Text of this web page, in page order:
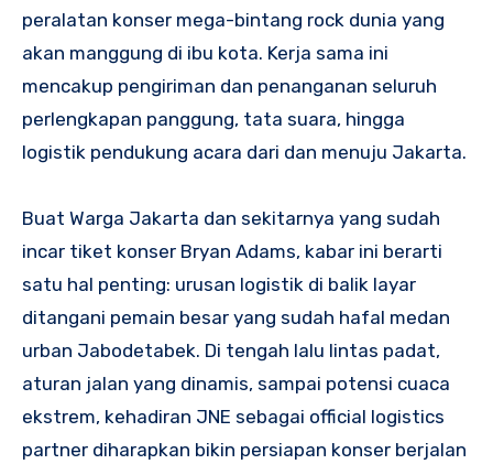
peralatan konser mega-bintang rock dunia yang
akan manggung di ibu kota. Kerja sama ini
mencakup pengiriman dan penanganan seluruh
perlengkapan panggung, tata suara, hingga
logistik pendukung acara dari dan menuju Jakarta.
Buat Warga Jakarta dan sekitarnya yang sudah
incar tiket konser Bryan Adams, kabar ini berarti
satu hal penting: urusan logistik di balik layar
ditangani pemain besar yang sudah hafal medan
urban Jabodetabek. Di tengah lalu lintas padat,
aturan jalan yang dinamis, sampai potensi cuaca
ekstrem, kehadiran JNE sebagai official logistics
partner diharapkan bikin persiapan konser berjalan